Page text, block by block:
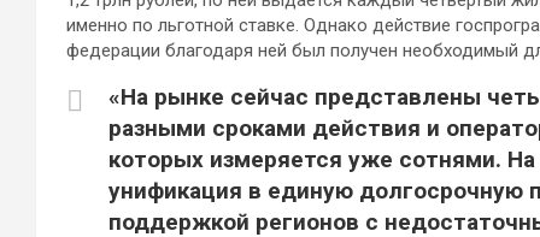
именно по льготной ставке. Однако действие
федерации благодаря ней был получен необходимый
«На рынке сейчас представлены
разными сроками действия и
которых измеряется уже сотнями.
унификация в единую долгосрочную
поддержкой регионов с